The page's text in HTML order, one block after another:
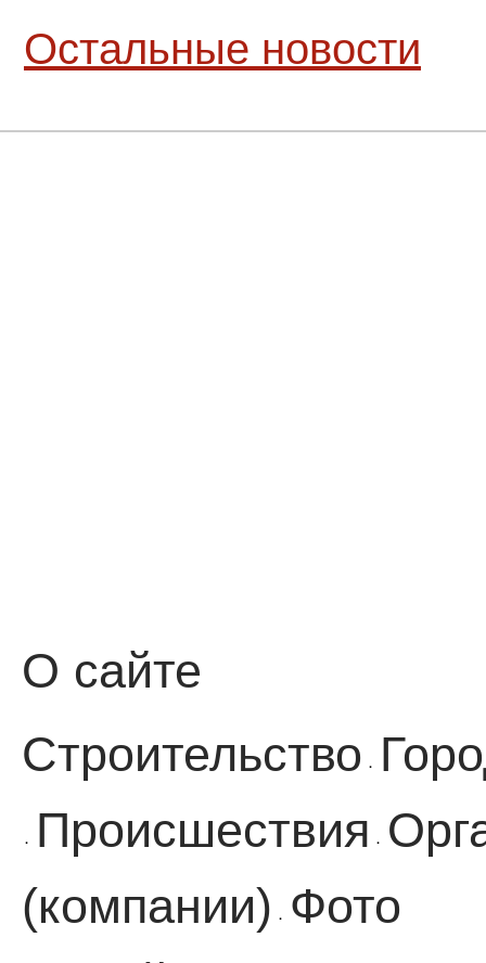
Остальные новости
О сайте
Строительство ·
· Происшествия ·
(компании)
·
Фото